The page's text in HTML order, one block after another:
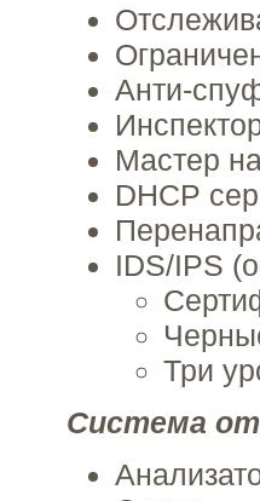
Анти-
Мастер
DHCP
IDS/IPS
Три
Система